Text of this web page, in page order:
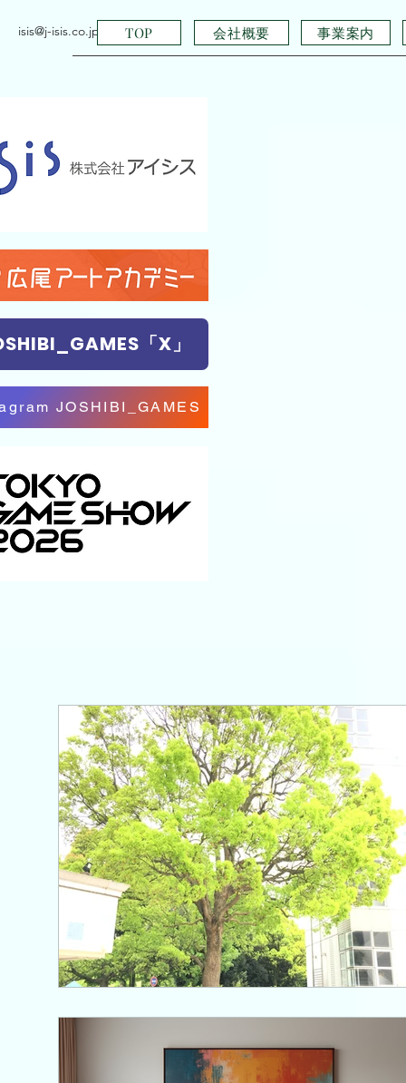
isis@j-isis.co.jp TOP 会社概要 事業案内
「X」
JOSHIBI_GAMES